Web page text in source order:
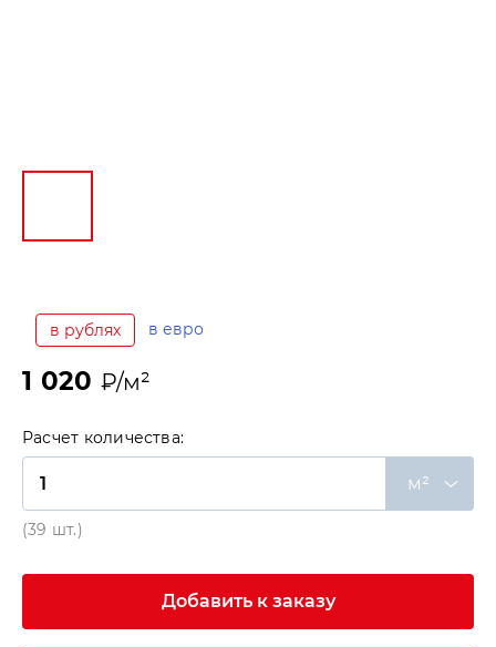
в рублях в евро
1 020 ₽/м²
Расчет количества:
м²
(39 шт.)
Добавить к заказу